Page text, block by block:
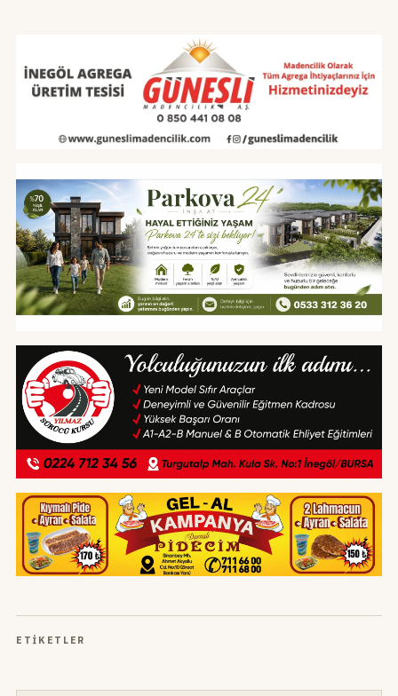
ETIKETLER